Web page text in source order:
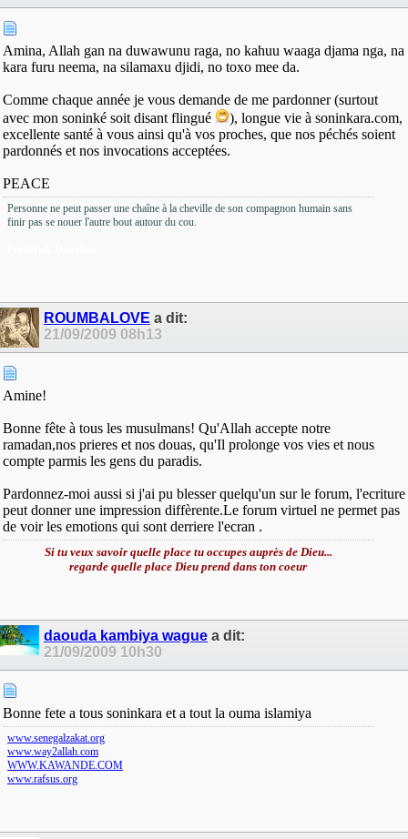
Amina, Allah gan na duwawunu raga, no kahuu waaga djama nga, na
kara furu neema, na silamaxu djidi, no toxo mee da.
Comme chaque année je vous demande de me pardonner (surtout
avec mon soninké soit disant flingué
), longue vie à soninkara.com,
excellente santé à vous ainsi qu'à vos proches, que nos péchés soient
pardonnés et nos invocations acceptées.
PEACE
Personne ne peut passer une chaîne à la cheville de son compagnon humain sans
finir pas se nouer l'autre bout autour du cou.
ROUMBALOVE a dit:
21/09/2009 08h13
Amine!
Bonne fête à tous les musulmans! Qu'Allah accepte notre
ramadan,nos prieres et nos douas, qu'Il prolonge vos vies et nous
compte parmis les gens du paradis.
Pardonnez-moi aussi si j'ai pu blesser quelqu'un sur le forum, l'ecriture
peut donner une impression diffèrente.Le forum virtuel ne permet pas
de voir les emotions qui sont derriere l'ecran .
Si tu veux savoir quelle place tu occupes auprès de Dieu...
regarde quelle place Dieu prend dans ton coeur
daouda kambiya wague a dit:
21/09/2009 10h30
Bonne fete a tous soninkara et a tout la ouma islamiya
www.senegalzakat.org
www.way2allah.com
WWW.KAWANDE.COM
www.rafsus.org